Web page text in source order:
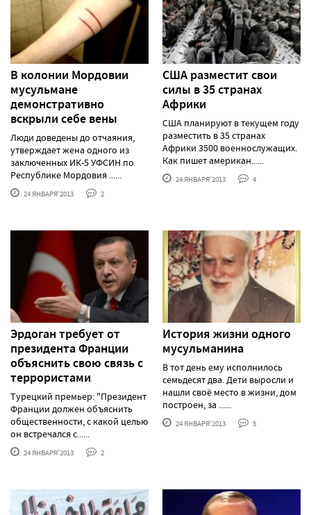
В колонии Мордовии
мусульмане
демонстративно
вскрыли себе вены
Люди доведены до отчаяния,
утверждает жена одного из
заключенных ИК-5 УФСИН по
Республике Мордовия ......
24 ЯНВАРЯ'2013 2
США разместит свои
силы в 35 странах
Африки
США планируют в текущем году
разместить в 35 странах
Африки 3500 военнослужащих.
Как пишет американ......
24 ЯНВАРЯ'2013 4
Эрдоган требует от
президента Франции
объяснить свою связь с
террористами
Турецкий премьер: "Президент
Франции должен объяснить
общественности, с какой целью
он встречался с......
24 ЯНВАРЯ'2013 2
История жизни одного
мусульманина
В тот день ему исполнилось
семьдесят два. Дети выросли и
нашли своё место в жизни, дом
построен, за ......
24 ЯНВАРЯ'2013 5